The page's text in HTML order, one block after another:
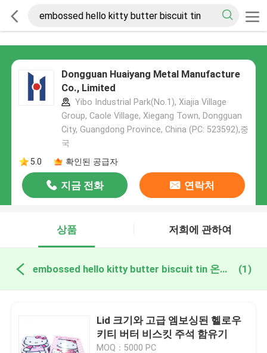
Dongguan Huaiyang Metal Manufacture
Co., Limited
Yibo Industrial Park(No.1), Xiajia Village
Group, Caole Village, Xiegang Town, Dongguan
City, Guangdong Province, China (PC: 523592),중
국
5.0
확인된 공급자
지금 전화 연락처
상품 저희에 관하여
embossed hello kitty butter biscuit tin 온라인 제조 (1)
Lid 크기와 고급 엠보싱된 헬로우
키티 버터 비스킷 주석 함유기
MOQ：5000 PC